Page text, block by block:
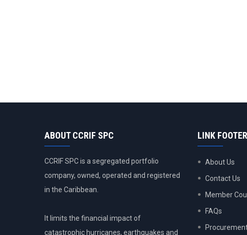
ABOUT CCRIF SPC
CCRIF SPC is a segregated portfolio
company, owned, operated and registered
in the Caribbean.
It limits the financial impact of
catastrophic hurricanes, earthquakes and
LINK FOOTER
About Us
Contact Us
Member
FAQs